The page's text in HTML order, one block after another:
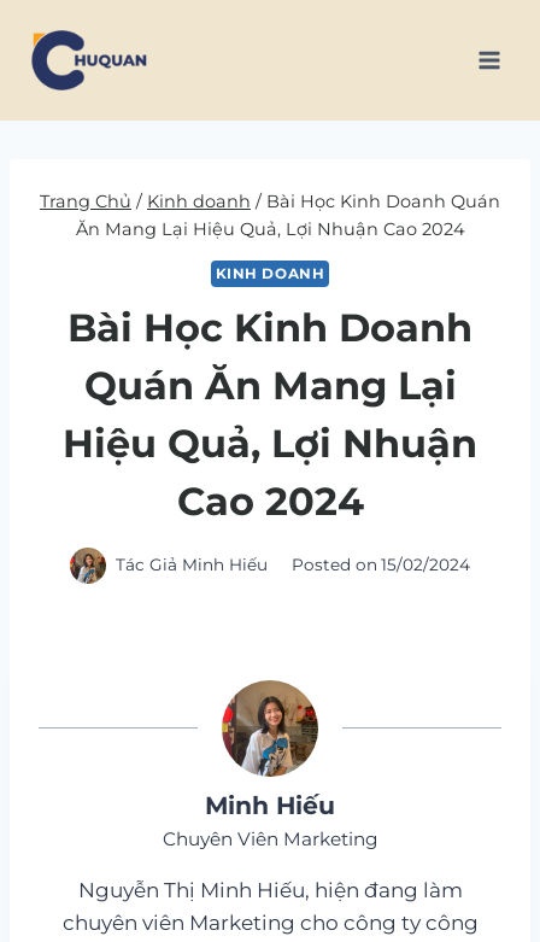
content
Trang Chủ / Kinh doanh / Bài Học Kinh Doanh Quán
Ăn Mang Lại Hiệu Quả, Lợi Nhuận Cao 2024
KINH DOANH
Bài Học Kinh Doanh
Quán Ăn Mang Lại
Hiệu Quả, Lợi Nhuận
Cao 2024
Tác Giả Minh Hiếu Posted on 15/02/2024
Minh Hiếu
Chuyên Viên Marketing
Nguyễn Thị Minh Hiếu, hiện đang làm
chuyên viên Marketing cho công ty công